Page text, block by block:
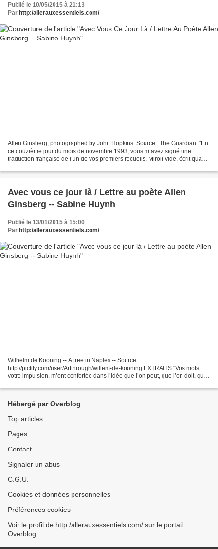
Publié le 10/05/2015 à 21:13
Par http:/allerauxessentiels.com/
Allen Ginsberg, photographed by John Hopkins. Source : The Guardian. "En
ce douzième jour du mois de novembre 1993, vous m’avez signé une
traduction française de l’un de vos premiers recueils, Miroir vide, écrit quand
Avec vous ce jour là / Lettre au poète Allen
Ginsberg -- Sabine Huynh
Publié le 13/01/2015 à 15:00
Par http:/allerauxessentiels.com/
Wilhelm de Kooning -- A tree in Naples -- Source:
http://pictify.com/user/Artthrough/willem-de-kooning EXTRAITS "Vos mots,
votre impulsion, m’ont confortée dans l’idée que l’on peut, que l’on doit, que
Hébergé par Overblog
Top articles
Pages
Contact
Signaler un abus
C.G.U.
Cookies et données personnelles
Préférences cookies
Voir le profil de http:/allerauxessentiels.com/ sur le portail
Overblog